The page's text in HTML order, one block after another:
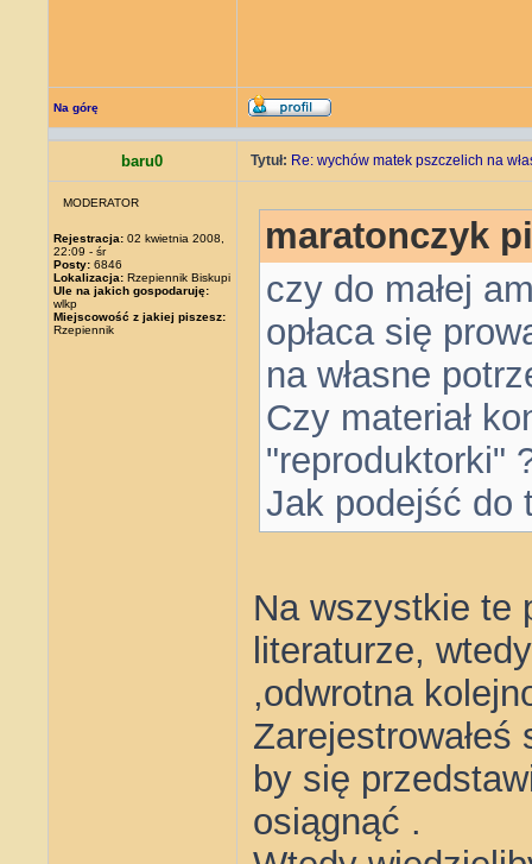
Na górę
baru0 Tytuł: Re: wychów matek pszczelich na
MODERATOR
Rejestracja: 02 kwietnia 2008,
22:09 - śr
Posty: 6846
Lokalizacja: Rzepiennik Biskupi
Ule na jakich gospodaruję:
wlkp
Miejscowość z jakiej piszesz:
Rzepiennik
maratonczyk
czy do małej
opłaca się
na własne
Czy materiał
"reproduktorki"
Jak podejść do
Na wszystkie te
literaturze,
,odwrotna
Zarejestrowałeś
by się
osiągnąć .